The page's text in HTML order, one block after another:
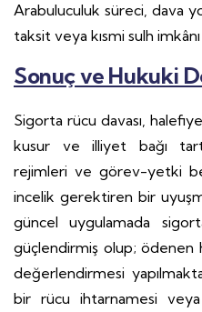
Arabuluculuk süreci, dava
taksit veya kısmi sulh
Sonuç ve Hukuki
Sigorta rücu davası,
kusur ve illiyet bağı
rejimleri ve görev-yetki
incelik gerektiren bir
güncel uygulamada
güçlendirmiş olup;
değerlendirmesi
bir rücu ihtarnamesi